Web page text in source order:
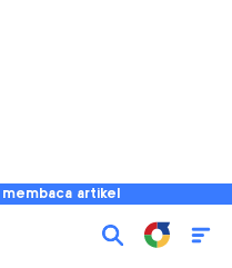
artikel